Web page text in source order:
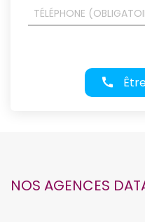
NOS AGENCES